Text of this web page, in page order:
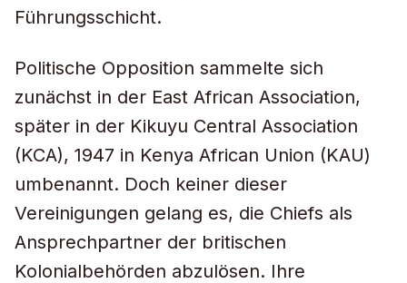
Führungsschicht.
Politische Opposition sammelte sich
zunächst in der East African Association,
später in der Kikuyu Central Association
(KCA), 1947 in Kenya African Union (KAU)
umbenannt. Doch keiner dieser
Vereinigungen gelang es, die Chiefs als
Ansprechpartner der britischen
Kolonialbehörden abzulösen. Ihre